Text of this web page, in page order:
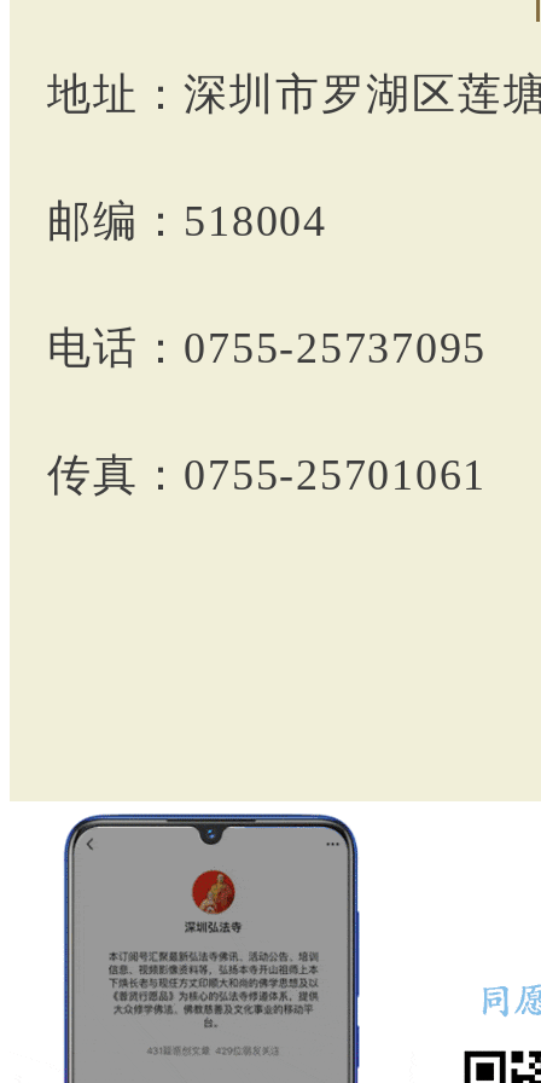
地址：深圳市罗湖区莲
邮编：518004
电话：0755-25737095
传真：0755-25701061